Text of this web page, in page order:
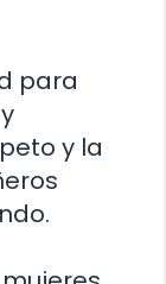
para
y la